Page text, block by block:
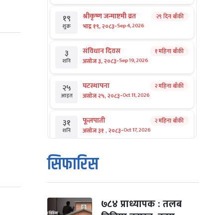
१९
शुक्र
श्रीकृष्ण जन्माष्टमी व्रत
भाद्र १९, २०८३-Sep 4, 2026
२९ दिन बाँकी
३
शनि
संविधान दिवस
असोज ३, २०८३-Sep 19, 2026
१ महिना बाँकी
२५
आइत
घटस्थापना
असोज २५, २०८३-Oct 11, 2026
२ महिना बाँकी
३१
शनि
फूलपाती
असोज ३१ , २०८३-Oct 17, 2026
२ महिना बाँकी
१
आइत
कार्तिक सङ्क्रान्ति
कार्तिक १, २०८३
मंगल कार्तिक ३, २०८३ -Oct 20, 2026
सिफारिस
७८४ प्राध्यापक : तलब